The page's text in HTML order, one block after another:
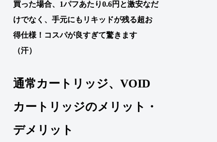
買った場合、1パフあたり0.6円と激安なだ
けでなく、手元にもリキッドが残る超お
得仕様！コスパが良すぎて驚きます
（汗）
通常カートリッジ、VOID
カートリッジのメリット・
デメリット